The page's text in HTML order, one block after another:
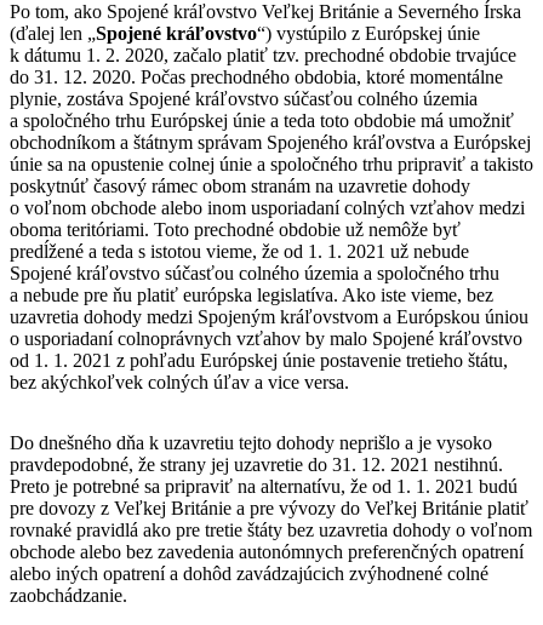
Po tom, ako Spojené kráľovstvo Veľkej Británie a Severného Írska
(ďalej len „Spojené kráľovstvo“) vystúpilo z Európskej únie
k dátumu 1. 2. 2020, začalo platiť tzv. prechodné obdobie trvajúce
do 31. 12. 2020. Počas prechodného obdobia, ktoré momentálne
plynie, zostáva Spojené kráľovstvo súčasťou colného územia
a spoločného trhu Európskej únie a teda toto obdobie má umožniť
obchodníkom a štátnym správam Spojeného kráľovstva a Európskej
únie sa na opustenie colnej únie a spoločného trhu pripraviť a takisto
poskytnúť časový rámec obom stranám na uzavretie dohody
o voľnom obchode alebo inom usporiadaní colných vzťahov medzi
oboma teritóriami. Toto prechodné obdobie už nemôže byť
predĺžené a teda s istotou vieme, že od 1. 1. 2021 už nebude
Spojené kráľovstvo súčasťou colného územia a spoločného trhu
a nebude pre ňu platiť európska legislatíva. Ako iste vieme, bez
uzavretia dohody medzi Spojeným kráľovstvom a Európskou úniou
o usporiadaní colnoprávnych vzťahov by malo Spojené kráľovstvo
od 1. 1. 2021 z pohľadu Európskej únie postavenie tretieho štátu,
bez akýchkoľvek colných úľav a vice versa.
Do dnešného dňa k uzavretiu tejto dohody neprišlo a je vysoko
pravdepodobné, že strany jej uzavretie do 31. 12. 2021 nestihnú.
Preto je potrebné sa pripraviť na alternatívu, že od 1. 1. 2021 budú
pre dovozy z Veľkej Británie a pre vývozy do Veľkej Británie platiť
rovnaké pravidlá ako pre tretie štáty bez uzavretia dohody o voľnom
obchode alebo bez zavedenia autonómnych preferenčných opatrení
alebo iných opatrení a dohôd zavádzajúcich zvýhodnené colné
zaobchádzanie.